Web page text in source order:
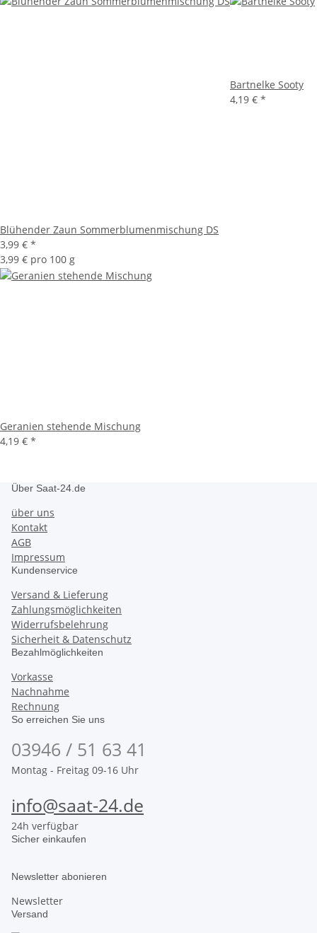
Blühender Zaun Sommerblumenmischung DS
3,99 € *
3,99 € pro 100 g
Bartnelke Sooty
4,19 € *
Geranien stehende Mischung
4,19 € *
Über Saat-24.de
über uns
Kontakt
AGB
Impressum
Kundenservice
Versand & Lieferung
Zahlungsmöglichkeiten
Widerrufsbelehrung
Sicherheit & Datenschutz
Bezahlmöglichkeiten
Vorkasse
Nachnahme
Rechnung
So erreichen Sie uns
03946 / 51 63 41
Montag - Freitag 09-16 Uhr
info@saat-24.de
24h verfügbar
Sicher einkaufen
Newsletter abonieren
Newsletter
Versand